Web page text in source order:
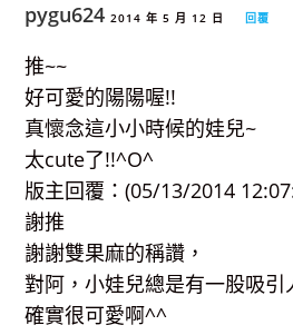
pygu624 2014 年 5 月 12 日 回覆
推~~
好可愛的陽陽喔!!
真懷念這小小時候的娃兒~
太cute了!!^O^
版主回覆：(05/13/2014
謝推
謝謝雙果麻的稱讚，
對阿，小娃兒總是有一股吸引
確實很可愛啊^^